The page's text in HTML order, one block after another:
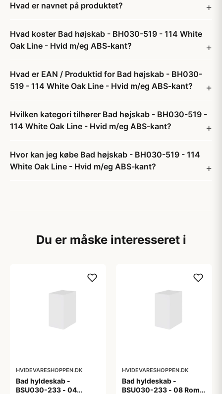
Hvad er navnet på produktet?
Hvad koster Bad højskab - BH030-519 - 114 White
Oak Line - Hvid m/eg ABS-kant?
Hvad er EAN / Produktid for Bad højskab - BH030-
519 - 114 White Oak Line - Hvid m/eg ABS-kant?
Hvilken kategori tilhører Bad højskab - BH030-519 -
114 White Oak Line - Hvid m/eg ABS-kant?
Hvor kan jeg købe Bad højskab - BH030-519 - 114
White Oak Line - Hvid m/eg ABS-kant?
Du er måske interesseret i
HVIDEVARESHOPPEN.DK
Bad hyldeskab -
BSU030-233 - 04
HVIDEVARESHOPPEN.DK
Bad hyldeskab -
BSU030-233 - 08 Roma